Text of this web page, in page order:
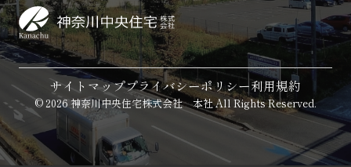
サイトマッププライバシーポリシー利用規約
© 2026 神奈川中央住宅株式会社 本社 All Rights Reserved.